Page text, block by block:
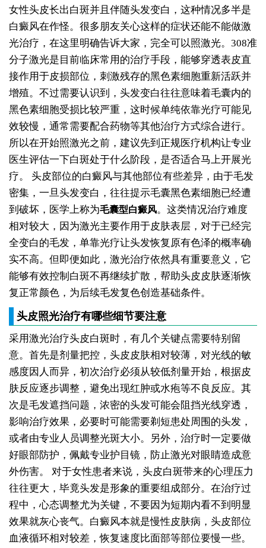
女性头皮长出白斑并且伴随头发变白，这种情况多半是
白癜风在作怪。很多朋友关心这样的症状还能不能做激
光治疗，在这里明确告诉大家，完全可以照激光。308准
分子激光是目前临床常用的治疗手段，能够穿透表皮直
接作用于皮损部位，刺激残存的黑色素细胞重新活跃并
增殖。不过需要认识到，头发变白往往意味着毛囊内的
黑色素细胞受损比较严重，这时候单纯依靠光疗可能见
效较慢，通常需要配合药物等其他治疗方式综合进行。
所以在开始照激光之前，建议先到正规医疗机构让专业
医生评估一下白斑处于什么阶段，是否适合马上开展光
疗。
头皮部位的白癜风与其他部位有些差异，由于毛发
密集，一旦头发变白，往往提示毛囊黑色素细胞已经遭
到破坏，医学上称为毛囊型白癜风。这类情况治疗难度
相对较大，因为激光主要作用于皮肤表层，对于已经完
全变白的毛发，单靠光疗让头发恢复原有色泽的概率确
实不高。但即便如此，激光治疗依然具有重要意义，它
能够有效控制白斑不再继续扩散，帮助头皮皮肤逐渐恢
复正常颜色，为后续毛发复色创造基础条件。
头皮照光治疗有哪些细节要注意
采用激光治疗头皮白斑时，有几个关键点需要特别留
意。首先是剂量把控，头皮皮肤相对较薄，对光线的敏
感度因人而异，初次治疗必须从较低剂量开始，根据皮
肤反应逐步调整，避免出现红肿或水疱等不良反应。其
次是毛发遮挡问题，浓密的头发可能会阻挡光线穿透，
影响治疗效果，必要时可能需要剃短患处周围的头发，
或者由专业人员调整光斑大小。另外，治疗时一定要做
好眼部防护，佩戴专业护目镜，防止激光对眼睛造成意
外伤害。
对于女性患者来说，头皮白斑带来的心理压力
往往更大，毕竟头发是形象的重要组成部分。在治疗过
程中，心态调整尤为关键，不要因为短期内看不到明显
效果就灰心丧气。白癜风本就是慢性皮肤病，头皮部位
血液循环相对较差，恢复速度比面部等部位要慢一些。